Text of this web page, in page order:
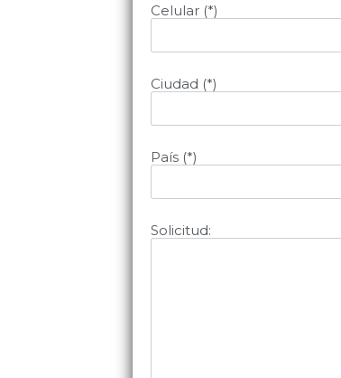
Celular (*)
Ciudad (*)
País (*)
Solicitud: